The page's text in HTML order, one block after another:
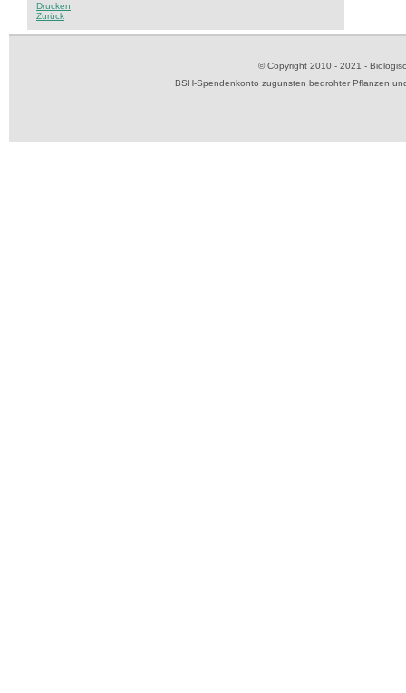
Drucken
Zurück
© Copyright 2010 - 2021 -
BSH-Spendenkonto zugunsten bedrohter Pflanzen